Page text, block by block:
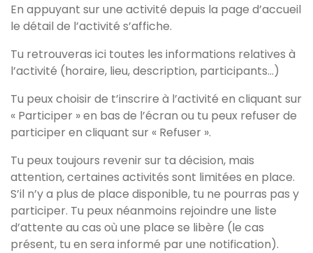
En appuyant sur une activité depuis la page d’accueil
le détail de l’activité s’affiche.
Tu retrouveras ici toutes les informations relatives à
l’activité (horaire, lieu, description, participants…)
Tu peux choisir de t’inscrire à l’activité en cliquant sur
« Participer » en bas de l’écran ou tu peux refuser de
participer en cliquant sur « Refuser ».
Tu peux toujours revenir sur ta décision, mais
attention, certaines activités sont limitées en place.
S’il n’y a plus de place disponible, tu ne pourras pas y
participer. Tu peux néanmoins rejoindre une liste
d’attente au cas où une place se libère (le cas
présent, tu en sera informé par une notification).